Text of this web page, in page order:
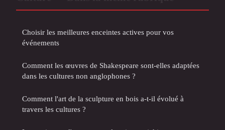
Choisir les meilleures enceintes actives pour vos
événements
Comment les œuvres de Shakespeare sont-elles adaptées
dans les cultures non anglophones ?
Comment l'art de la sculpture en bois a-t-il évolué à
travers les cultures ?